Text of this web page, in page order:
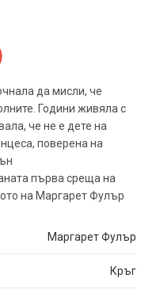
да мисли, че
Години живяла с
че не е дете на
поверена на
първа среща на
на Маргарет Фулър
Маргарет Фулър
Кръг